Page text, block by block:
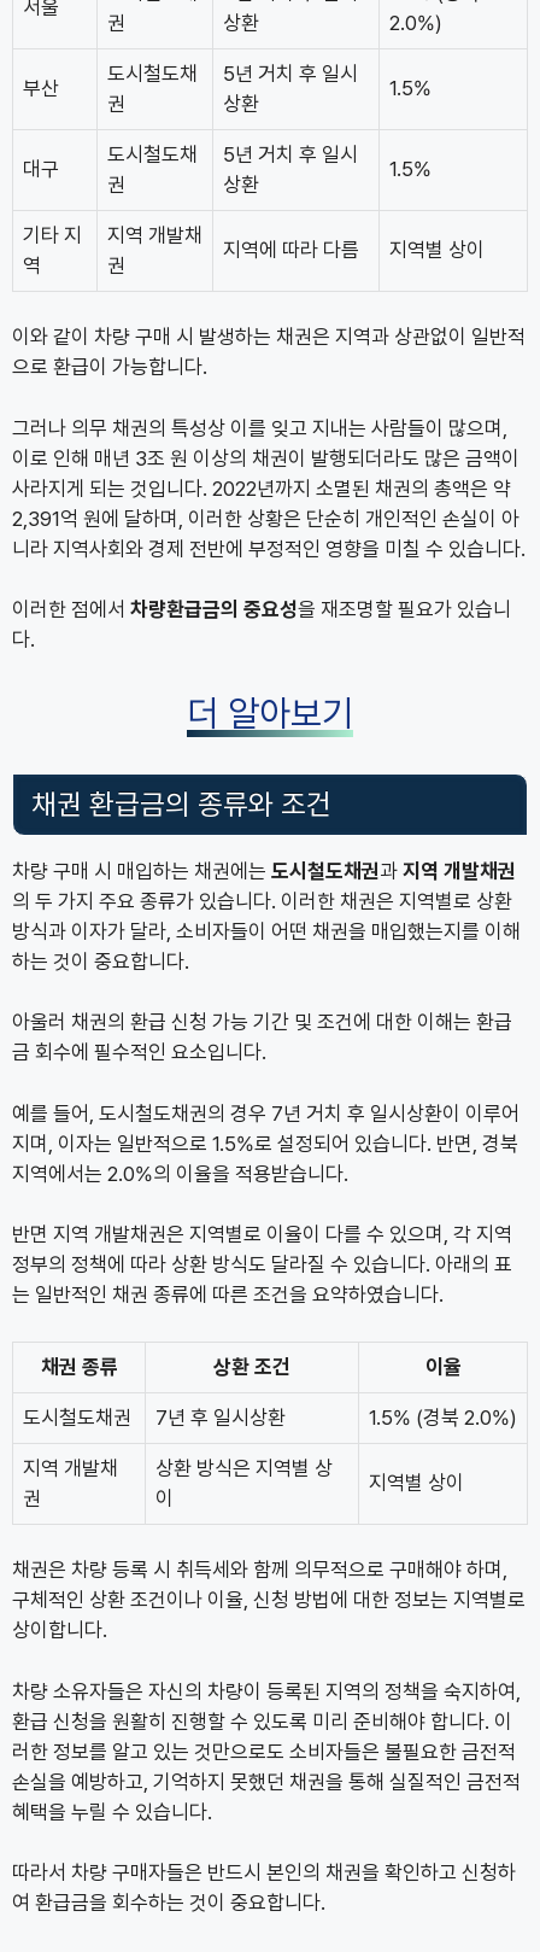
서울
권
상환
2.0%)
부산
도시철도채
권
5년 거치 후 일시
상환
1.5%
대구
도시철도채
권
5년 거치 후 일시
상환
1.5%
기타 지
역
지역 개발채
권
지역에 따라 다름 지역별 상이
이와 같이 차량 구매 시 발생하는 채권은 지역과 상관없이 일반적
으로 환급이 가능합니다.
그러나 의무 채권의 특성상 이를 잊고 지내는 사람들이 많으며,
이로 인해 매년 3조 원 이상의 채권이 발행되더라도 많은 금액이
사라지게 되는 것입니다. 2022년까지 소멸된 채권의 총액은 약
2,391억 원에 달하며, 이러한 상황은 단순히 개인적인 손실이 아
니라 지역사회와 경제 전반에 부정적인 영향을 미칠 수 있습니다.
이러한 점에서 차량환급금의 중요성을 재조명할 필요가 있습니
다.
더 알아보기
채권 환급금의 종류와 조건
차량 구매 시 매입하는 채권에는 도시철도채권과 지역 개발채권
의 두 가지 주요 종류가 있습니다. 이러한 채권은 지역별로 상환
방식과 이자가 달라, 소비자들이 어떤 채권을 매입했는지를 이해
하는 것이 중요합니다.
아울러 채권의 환급 신청 가능 기간 및 조건에 대한 이해는 환급
금 회수에 필수적인 요소입니다.
예를 들어, 도시철도채권의 경우 7년 거치 후 일시상환이 이루어
지며, 이자는 일반적으로 1.5%로 설정되어 있습니다. 반면, 경북
지역에서는 2.0%의 이율을 적용받습니다.
반면 지역 개발채권은 지역별로 이율이 다를 수 있으며, 각 지역
정부의 정책에 따라 상환 방식도 달라질 수 있습니다. 아래의 표
는 일반적인 채권 종류에 따른 조건을 요약하였습니다.
채권 종류 상환 조건 이율
도시철도채권 7년 후 일시상환 1.5% (경북 2.0%)
지역 개발채
권
상환 방식은 지역별 상
이
지역별 상이
채권은 차량 등록 시 취득세와 함께 의무적으로 구매해야 하며,
구체적인 상환 조건이나 이율, 신청 방법에 대한 정보는 지역별로
상이합니다.
차량 소유자들은 자신의 차량이 등록된 지역의 정책을 숙지하여,
환급 신청을 원활히 진행할 수 있도록 미리 준비해야 합니다. 이
러한 정보를 알고 있는 것만으로도 소비자들은 불필요한 금전적
손실을 예방하고, 기억하지 못했던 채권을 통해 실질적인 금전적
혜택을 누릴 수 있습니다.
따라서 차량 구매자들은 반드시 본인의 채권을 확인하고 신청하
여 환급금을 회수하는 것이 중요합니다.